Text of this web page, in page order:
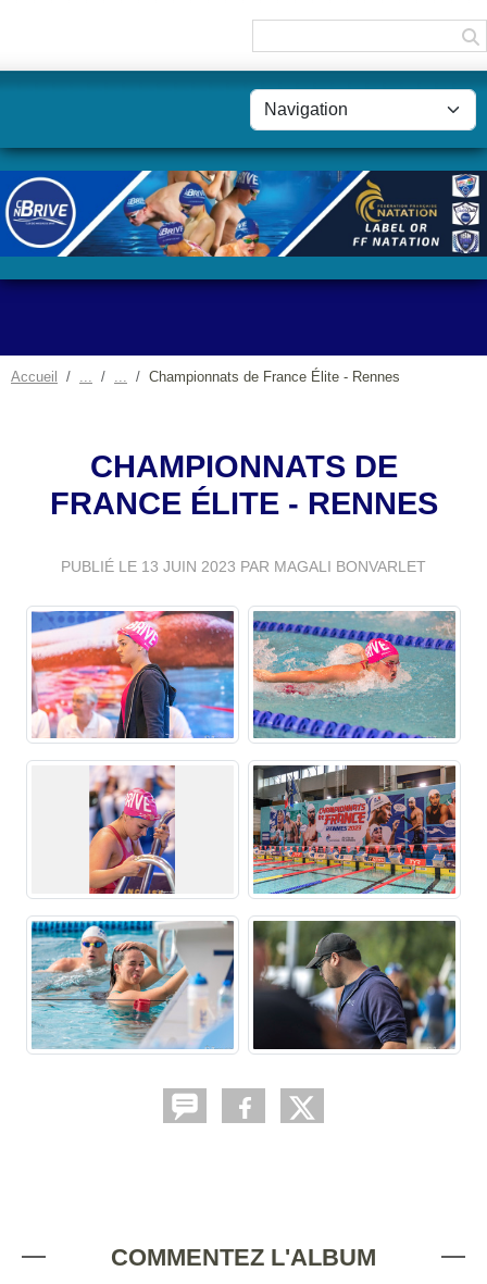
Accueil Championnats de France Élite - Rennes
CHAMPIONNATS DE
FRANCE ÉLITE - RENNES
PUBLIÉ LE 13 JUIN 2023 PAR MAGALI BONVARLET
COMMENTEZ L'ALBUM